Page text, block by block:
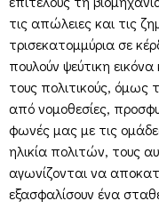
τις απώλειες και τις
τρισεκατομμύρια σε
πουλούν ψεύτικη
τους πολιτικούς, όμως
από νομοθεσίες,
φωνές μας με τις
ηλικία πολιτών, τους
αγωνίζονται να
εξασφαλίσουν ένα